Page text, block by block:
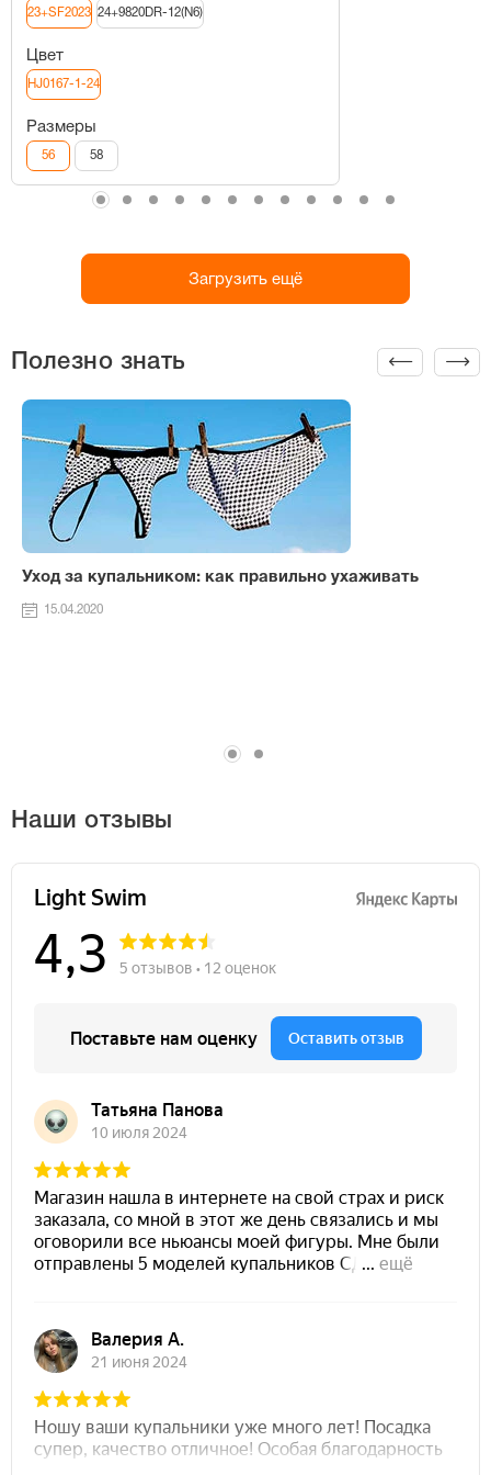
23+SF2023 24+9820DR-12(N6)
Цвет
HJ0167-1-24
Размеры
56 58
Загрузить ещё
Полезно знать
Уход за купальником: как правильно ухаживать
15.04.2020
Наши отзывы